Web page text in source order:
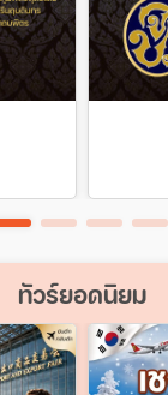
ทัวร์ยอดนิยม